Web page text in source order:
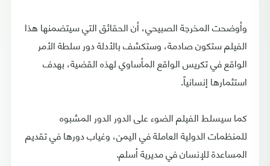
وأوضحت المخرجة الصبيحي، أن الحقائق التي سيتضمنها هذا
الفيلم ستكون صادمة، وستكشف بالأدلة دور سلطة الأمر
الواقع في تكريس الواقع المأساوي لهذه القضية، بهدف
استثمارها إنسانياً.
كما سيسلط الفيلم الضوء على الدور الدور المشبوه
للمنظمات الدولية العاملة في اليمن، وغياب دورها في تقديم
المساعدة للإنسان في مديرية أسلم.